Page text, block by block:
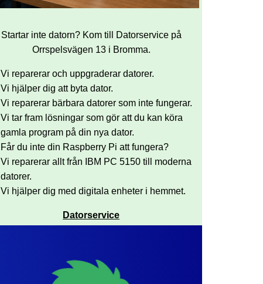
Startar inte datorn? Kom till Datorservice på
Orrspelsvägen 13 i Bromma.
Vi reparerar och uppgraderar datorer.
Vi hjälper dig att byta dator.
Vi reparerar bärbara datorer som inte fungerar.
Vi tar fram lösningar som gör att du kan köra
gamla program på din nya dator.
Får du inte din Raspberry Pi att fungera?
Vi reparerar allt från IBM PC 5150 till moderna
datorer.
Vi hjälper dig med digitala enheter i hemmet.
Datorservice